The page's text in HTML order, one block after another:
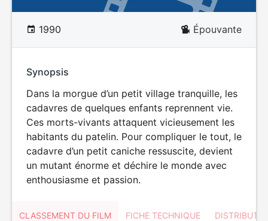
1990 Épouvante
Synopsis
Dans la morgue d’un petit village tranquille, les
cadavres de quelques enfants reprennent vie.
Ces morts-vivants attaquent vicieusement les
habitants du patelin. Pour compliquer le tout, le
cadavre d’un petit caniche ressuscite, devient
un mutant énorme et déchire le monde avec
enthousiasme et passion.
CLASSEMENT DU FILM FICHE TECHNIQUE